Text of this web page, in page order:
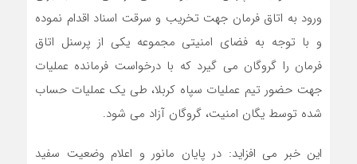
ورود به اتاق فرمان جهت تخریب و سرقت اسناد اقدام نموده
و با توجه به فضای امنیتی مجموعه یکی از پرسنل اتاق
فرمان را گروگان می گیرد که با درخواست فرمانده عملیات
جهت حضور تیم عملیات سپاه کربلا، طی یک عملیات حساب
شده توسط یگان امنیت، گروگان آزاد می شود.
این خبر می افزاید: در پایان مانور و اعلام وضعیت سفید